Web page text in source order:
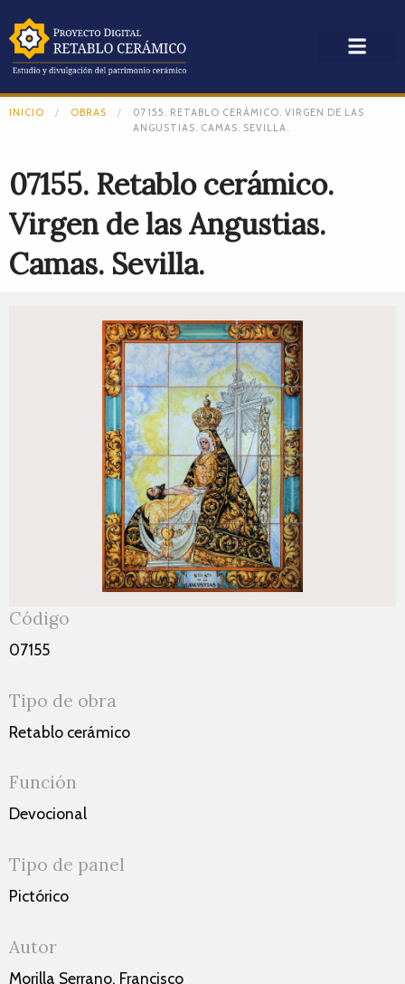
INICIO OBRAS
07155. RETABLO CERÁMICO. VIRGEN DE LAS
ANGUSTIAS. CAMAS. SEVILLA.
07155. Retablo cerámico.
Virgen de las Angustias.
Camas. Sevilla.
Código
07155
Tipo de obra
Retablo cerámico
Función
Devocional
Tipo de panel
Pictórico
Autor
Morilla Serrano, Francisco